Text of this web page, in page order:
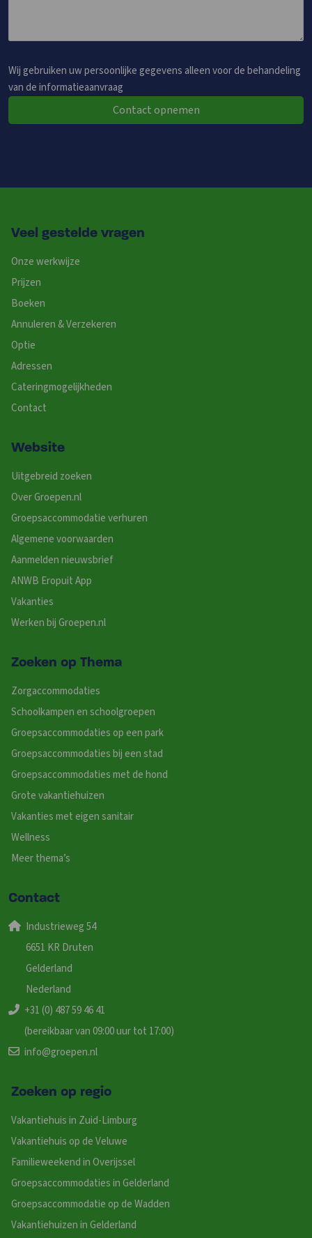
Wij gebruiken uw persoonlijke gegevens alleen voor de behandeling
van de informatieaanvraag
Contact opnemen
Veel gestelde vragen
Onze werkwijze
Prijzen
Boeken
Annuleren & Verzekeren
Optie
Adressen
Cateringmogelijkheden
Contact
Website
Uitgebreid zoeken
Over Groepen.nl
Groepsaccommodatie verhuren
Algemene voorwaarden
Aanmelden nieuwsbrief
ANWB Eropuit App
Vakanties
Werken bij Groepen.nl
Zoeken op Thema
Zorgaccommodaties
Schoolkampen en schoolgroepen
Groepsaccommodaties op een park
Groepsaccommodaties bij een stad
Groepsaccommodaties met de hond
Grote vakantiehuizen
Vakanties met eigen sanitair
Wellness
Meer thema’s
Contact
Industrieweg 54
6651 KR Druten
Gelderland
Nederland
+31 (0) 487 59 46 41
(bereikbaar van 09:00 uur tot 17:00)
info@groepen.nl
Zoeken op regio
Vakantiehuis in Zuid-Limburg
Vakantiehuis op de Veluwe
Familieweekend in Overijssel
Groepsaccommodaties in Gelderland
Groepsaccommodatie op de Wadden
Vakantiehuizen in Gelderland